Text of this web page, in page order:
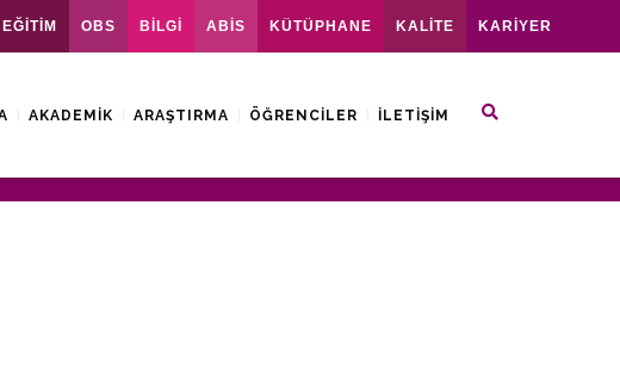
OBS BİLGİ ABİS KÜTÜPHANE KALİTE KARİYER
AKADEMIK ARAŞTIRMA ÖĞRENCILER İLETIŞIM